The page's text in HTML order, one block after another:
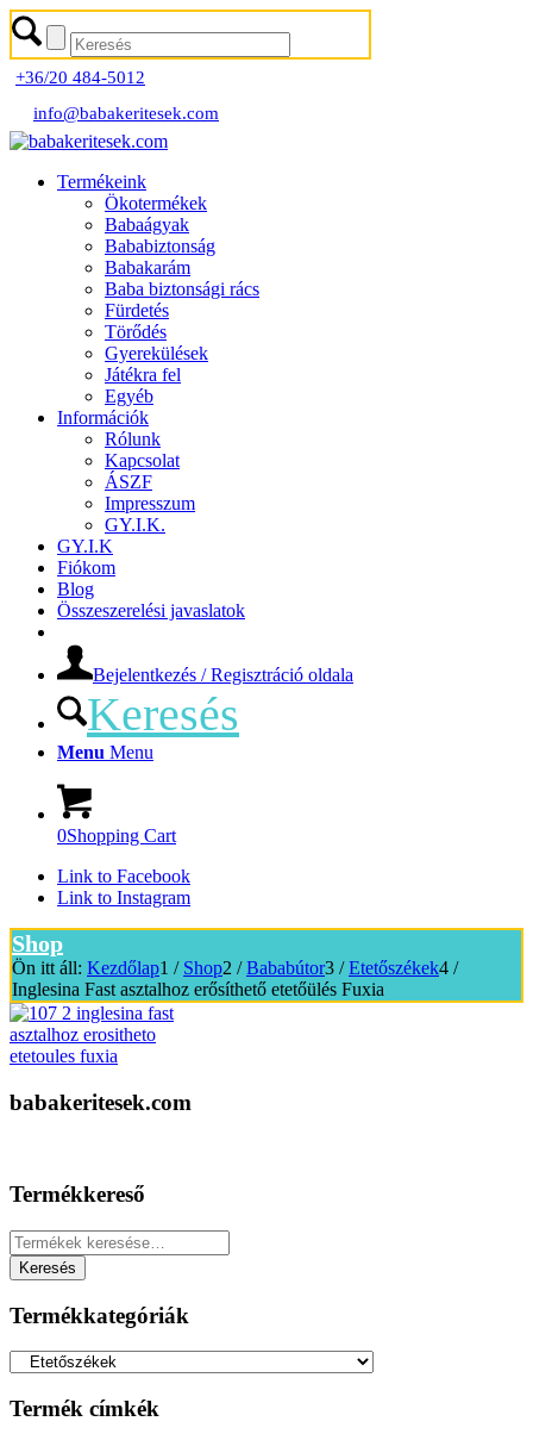
+36/20 484-5012
info@babakeritesek.com
Termékeink
Ökotermékek
Babaágyak
Bababiztonság
Babakarám
Baba biztonsági rács
Fürdetés
Törődés
Gyerekülések
Játékra fel
Egyéb
Információk
Rólunk
Kapcsolat
ÁSZF
Impresszum
GY.I.K.
GY.I.K
Fiókom
Blog
Összeszerelési javaslatok
Bejelentkezés / Regisztráció oldala
Keresés
Menu Menu
0Shopping Cart
Link to Facebook
Link to Instagram
Shop
Ön itt áll: Kezdőlap1 / Shop2 / Bababútor3 / Etetőszékek4 /
Inglesina Fast asztalhoz erősíthető etetőülés Fuxia
babakeritesek.com
Termékkereső
Keresés
a
következőre:
Keresés
Termékkategóriák
Termék címkék